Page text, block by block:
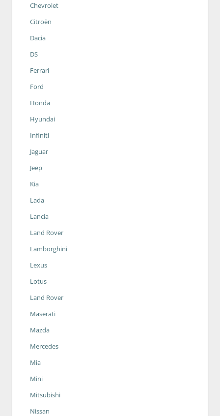
Chevrolet
Citroën
Dacia
DS
Ferrari
Ford
Honda
Hyundai
Infiniti
Jaguar
Jeep
Kia
Lada
Lancia
Land Rover
Lamborghini
Lexus
Lotus
Land Rover
Maserati
Mazda
Mercedes
Mia
Mini
Mitsubishi
Nissan